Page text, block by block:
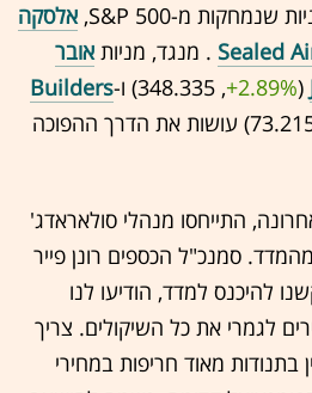
שנמחקות מ-S&P 500, אלסקה
Sealed . מנגד, מניותאובר
(348.335 ,‎
+2.89% ‏) ו-Builders
‏) עושות את הדרך ההפוכה
התייחסו מנהלי סולאראדג'
סמנכ"ל הכספים רונן פייר
להיכנס למדד, הודיעו לנו
לגמרי את כל השיקולים. צריך
בתנודות מאוד חריפות במחירי